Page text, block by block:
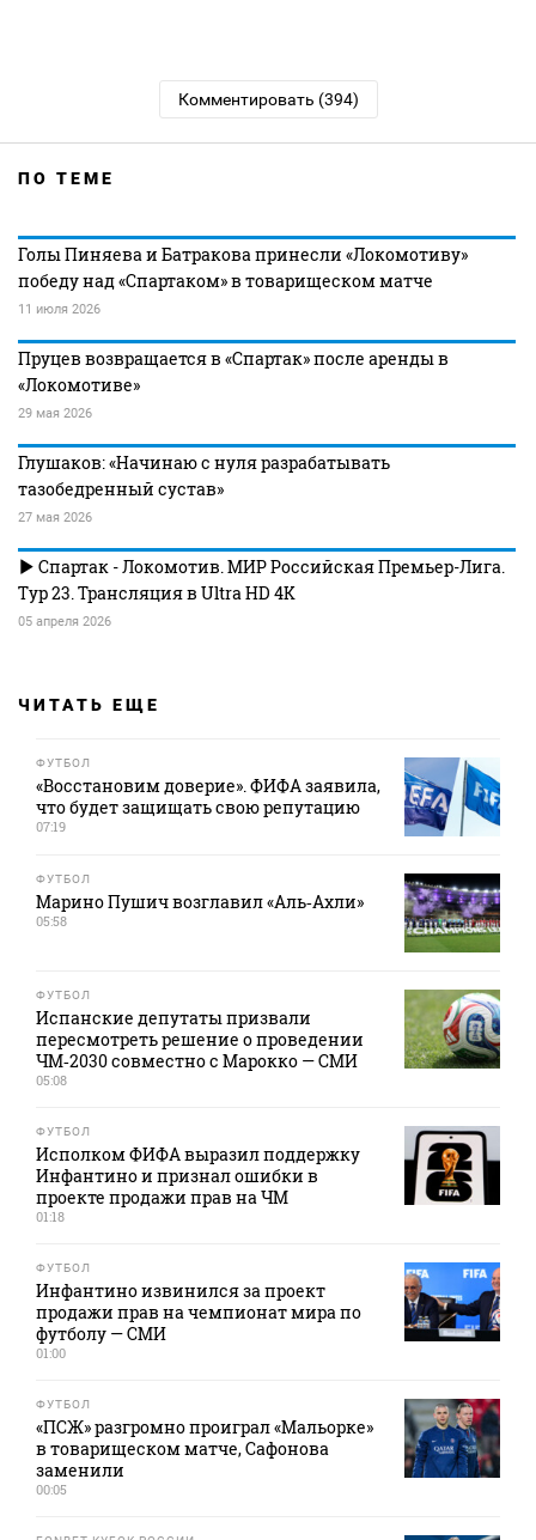
Комментировать (394)
ПО ТЕМЕ
Голы Пиняева и Батракова принесли «Локомотиву»
победу над «Спартаком» в товарищеском матче
11 июля 2026
Пруцев возвращается в «Спартак» после аренды в
«Локомотиве»
29 мая 2026
Глушаков: «Начинаю с нуля разрабатывать
тазобедренный сустав»
27 мая 2026
Спартак - Локомотив. МИР Российская Премьер-Лига.
Тур 23. Трансляция в Ultra HD 4K
05 апреля 2026
ЧИТАТЬ ЕЩЕ
ФУТБОЛ
«Восстановим доверие». ФИФА заявила,
что будет защищать свою репутацию
07:19
ФУТБОЛ
Марино Пушич возглавил «Аль‑Ахли»
05:58
ФУТБОЛ
Испанские депутаты призвали
пересмотреть решение о проведении
ЧМ‑2030 совместно с Марокко — СМИ
05:08
ФУТБОЛ
Исполком ФИФА выразил поддержку
Инфантино и признал ошибки в
проекте продажи прав на ЧМ
01:18
ФУТБОЛ
Инфантино извинился за проект
продажи прав на чемпионат мира по
футболу — СМИ
01:00
ФУТБОЛ
«ПСЖ» разгромно проиграл «Мальорке»
в товарищеском матче, Сафонова
заменили
00:05